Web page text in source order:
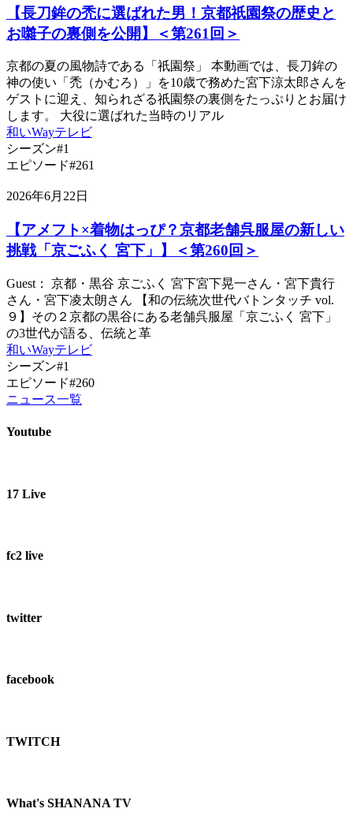
【長刀鉾の禿に選ばれた男！京都祇園祭の歴史と
お囃子の裏側を公開】＜第261回＞
京都の夏の風物詩である「祇園祭」 本動画では、長刀鉾の
神の使い「禿（かむろ）」を10歳で務めた宮下涼太郎さんを
ゲストに迎え、知られざる祇園祭の裏側をたっぷりとお届け
します。 大役に選ばれた当時のリアル
和いWayテレビ
シーズン#1
エピソード#261
2026年6月22日
【アメフト×着物はっぴ？京都老舗呉服屋の新しい
挑戦「京ごふく 宮下」】＜第260回＞
Guest： 京都・黒谷 京ごふく 宮下宮下晃一さん・宮下貴行
さん・宮下凌太朗さん 【和の伝統次世代バトンタッチ vol.
９】その２京都の黒谷にある老舗呉服屋「京ごふく 宮下」
の3世代が語る、伝統と革
和いWayテレビ
シーズン#1
エピソード#260
ニュース一覧
Youtube
17 Live
fc2 live
twitter
facebook
TWITCH​
What's SHANANA TV